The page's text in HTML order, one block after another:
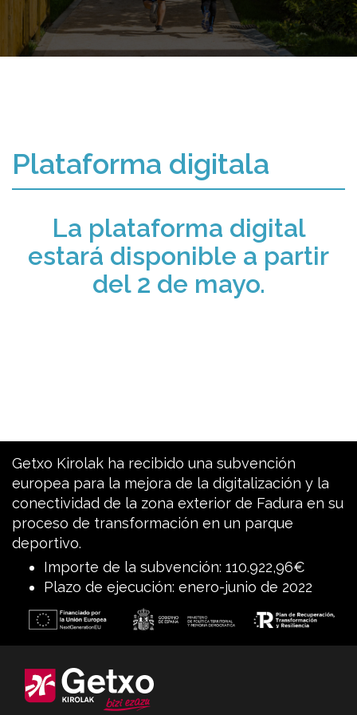
Plataforma digitala
La plataforma digital
estará disponible a partir
del 2 de mayo.
Getxo Kirolak ha recibido una subvención
europea para la mejora de la digitalización y la
conectividad de la zona exterior de Fadura en su
proceso de transformación en un parque
deportivo.
Importe de la subvención: 110.922,96€
Plazo de ejecución: enero-junio de 2022